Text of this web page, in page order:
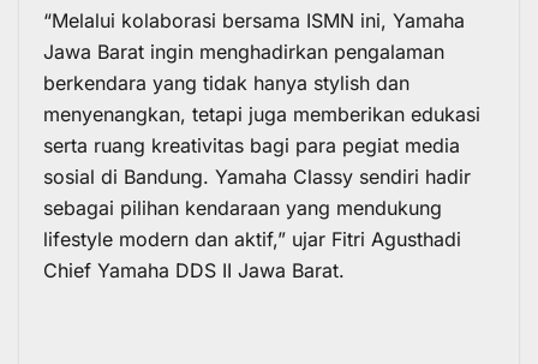
“Melalui kolaborasi bersama ISMN ini, Yamaha
Jawa Barat ingin menghadirkan pengalaman
berkendara yang tidak hanya stylish dan
menyenangkan, tetapi juga memberikan edukasi
serta ruang kreativitas bagi para pegiat media
sosial di Bandung. Yamaha Classy sendiri hadir
sebagai pilihan kendaraan yang mendukung
lifestyle modern dan aktif,” ujar Fitri Agusthadi
Chief Yamaha DDS II Jawa Barat.